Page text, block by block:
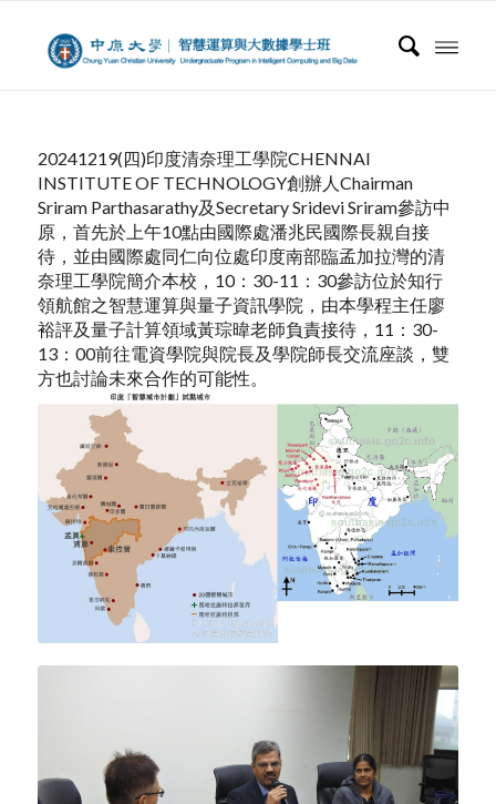
20241219(四)印度清奈理工學院CHENNAI
INSTITUTE OF TECHNOLOGY創辦人Chairman
Sriram Parthasarathy及Secretary Sridevi Sriram參訪中
原，首先於上午10點由國際處潘兆民國際長親自接
待，並由國際處同仁向位處印度南部臨孟加拉灣的清
奈理工學院簡介本校，10：30-11：30參訪位於知行
領航館之智慧運算與量子資訊學院，由本學程主任廖
裕評及量子計算領域黃琮暐老師負責接待，11：30-
13：00前往電資學院與院長及學院師長交流座談，雙
方也討論未來合作的可能性。